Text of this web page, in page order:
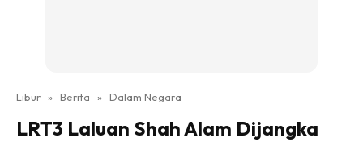
Libur » Berita » Dalam Negara
LRT3 Laluan Shah Alam Dijangka